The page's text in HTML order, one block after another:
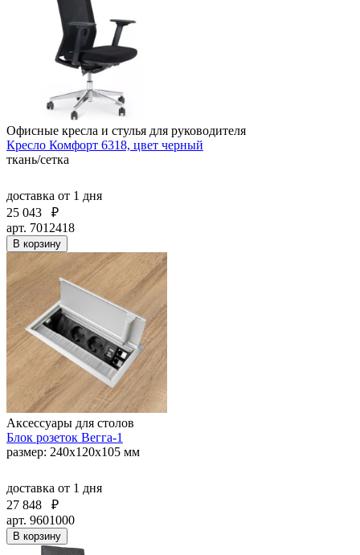
Офисные кресла и стулья для руководителя
Кресло Комфорт 6318, цвет черный
ткань/сетка
доставка от 1 дня
25 043
₽
арт. 7012418
В корзину
Аксессуары для столов
Блок розеток Вегга-1
размер: 240х120х105 мм
доставка от 1 дня
27 848
₽
арт. 9601000
В корзину